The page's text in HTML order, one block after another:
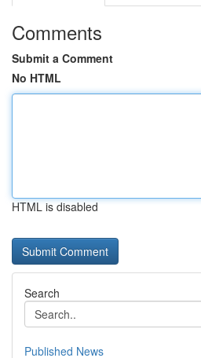
Comments
Submit a Comment
No HTML
HTML is disabled
Search
Published News